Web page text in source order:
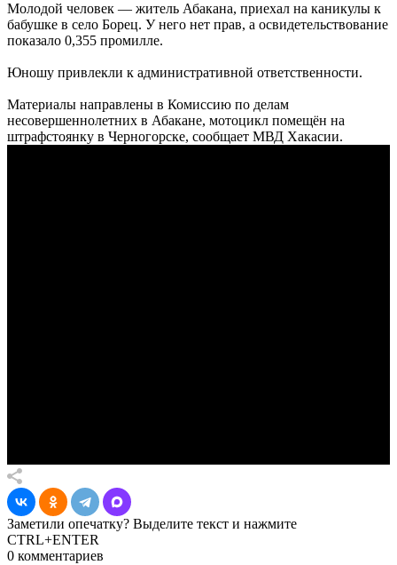
Молодой человек — житель Абакана, приехал на каникулы к
бабушке в село Борец. У него нет прав, а освидетельствование
показало 0,355 промилле.
Юношу привлекли к административной ответственности.
Материалы направлены в Комиссию по делам
несовершеннолетних в Абакане, мотоцикл помещён на
штрафстоянку в Черногорске, сообщает МВД Хакасии.
Заметили опечатку? Выделите текст и нажмите
CTRL+ENTER
0 комментариев